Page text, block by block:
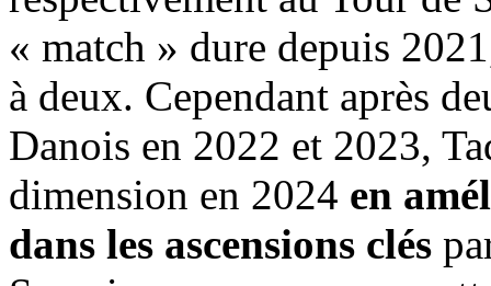
« match » dure depuis
à deux. Cependant après
Danois en 2022 et 2023,
dimension en 2024 en
dans les ascensions clés